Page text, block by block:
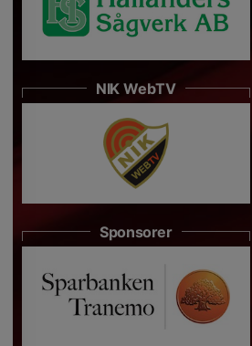
NIK WebTV
Sponsorer